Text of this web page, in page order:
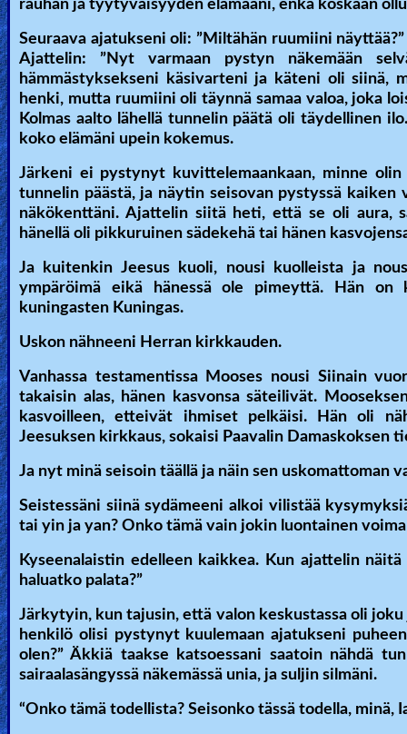
rauhan ja tyytyväisyyden elämääni, enkä koskaan
Seuraava ajatukseni oli: ”Miltähän ruumiini
Ajattelin: ”Nyt varmaan pystyn näkemään
hämmästyksekseni käsivarteni ja käteni oli siinä,
henki, mutta ruumiini oli täynnä samaa valoa, joka
Kolmas aalto lähellä tunnelin päätä oli täydellinen
koko elämäni upein kokemus.
Järkeni ei pystynyt kuvittelemaankaan, minne
tunnelin päästä, ja näytin seisovan pystyssä
näkökenttäni. Ajattelin siitä heti, että se oli aura,
hänellä oli pikkuruinen sädekehä tai hänen
Ja kuitenkin Jeesus kuoli, nousi kuolleista ja
ympäröimä eikä hänessä ole pimeyttä. Hän on
kuningasten Kuningas.
Uskon nähneeni Herran kirkkauden.
Vanhassa testamentissa Mooses nousi Siinain
takaisin alas, hänen kasvonsa säteilivät.
kasvoilleen, etteivät ihmiset pelkäisi. Hän oli
Jeesuksen kirkkaus, sokaisi Paavalin Damaskoksen
Ja nyt minä seisoin täällä ja näin sen uskomattoman
Seistessäni siinä sydämeeni alkoi vilistää
tai yin ja yan? Onko tämä vain jokin luontainen
Kyseenalaistin edelleen kaikkea. Kun ajattelin
haluatko palata?”
Järkytyin, kun tajusin, että valon keskustassa oli
henkilö olisi pystynyt kuulemaan ajatukseni
olen?” Äkkiä taakse katsoessani saatoin nähdä
sairaalasängyssä näkemässä unia, ja suljin silmäni.
“Onko tämä todellista? Seisonko tässä todella, minä,